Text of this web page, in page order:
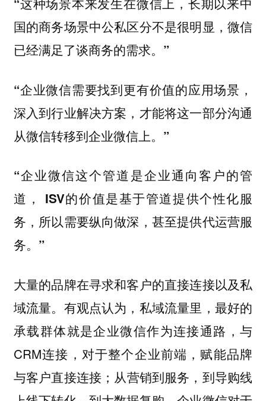
国的商务场景中公私区分不是很明显，微信
已经满足了谈商务的需求。”
“企业微信需要找到更有价值的应用场景，
深入到行业解决方案，才能将这一部分沟通
从微信转移到企业微信上。”
“企业微信这个管道是企业通向客户的管
道， ISV的价值是基于管道提供个性化服
务，所以需要纵向做深，甚至提供代运营服
务。”
大量的品牌在寻求和客户的直接连接以及私
域流量。有观点认为，私域流量里，最好的
承载群体就是企业微信作为连接通路，与
CRM连接，对于整个企业前端，赋能品牌
与客户直接连接；从营销到服务，到导购线